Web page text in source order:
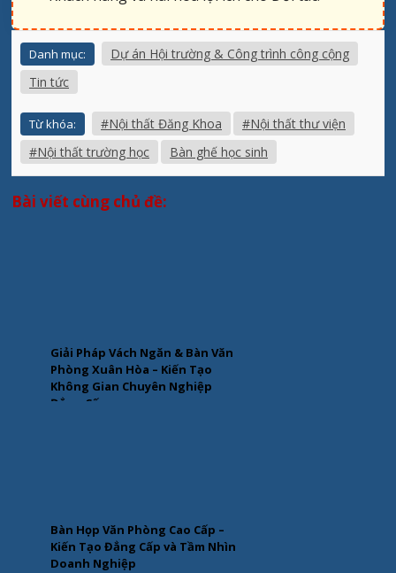
Danh mục:
Dự án Hội trường & Công trình công cộng
Tin tức
Từ khóa: #Nội thất Đăng Khoa
#Nội thất thư viện
#Nội thất trường học
Bàn ghế học sinh
Bài viết cùng chủ đề:
Giải Pháp Vách Ngăn & Bàn Văn
Phòng Xuân Hòa – Kiến Tạo
Không Gian Chuyên Nghiệp
Đẳng Cấp
Bàn Họp Văn Phòng Cao Cấp –
Kiến Tạo Đẳng Cấp và Tầm Nhìn
Doanh Nghiệp